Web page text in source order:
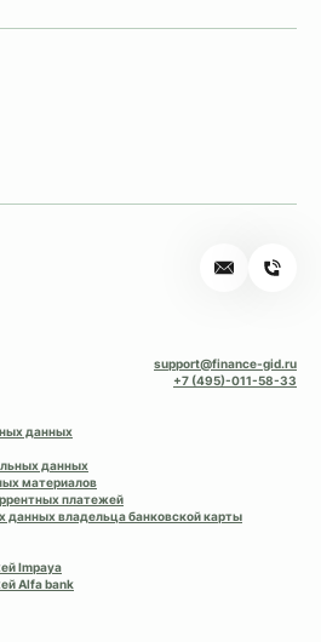
support@finance-gid.ru
+7 (495)-011-58-33
данных
данных
материалов
платежей
данных владельца банковской карты
Impaya
Alfa bank